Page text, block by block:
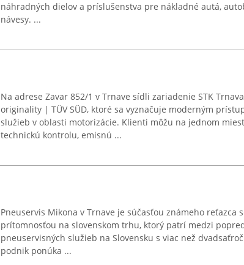
náhradných dielov a príslušenstva pre nákladné autá,
návesy. ...
Na adrese Zavar 852/1 v Trnave sídli zariadenie STK
originality | TÜV SÜD, ktoré sa vyznačuje moderným
služieb v oblasti motorizácie. Klienti môžu na jednom
technickú kontrolu, emisnú ...
Pneuservis Mikona v Trnave je súčasťou známeho reťazca
prítomnosťou na slovenskom trhu, ktorý patrí medzi
pneuservisných služieb na Slovensku s viac než
podnik ponúka ...